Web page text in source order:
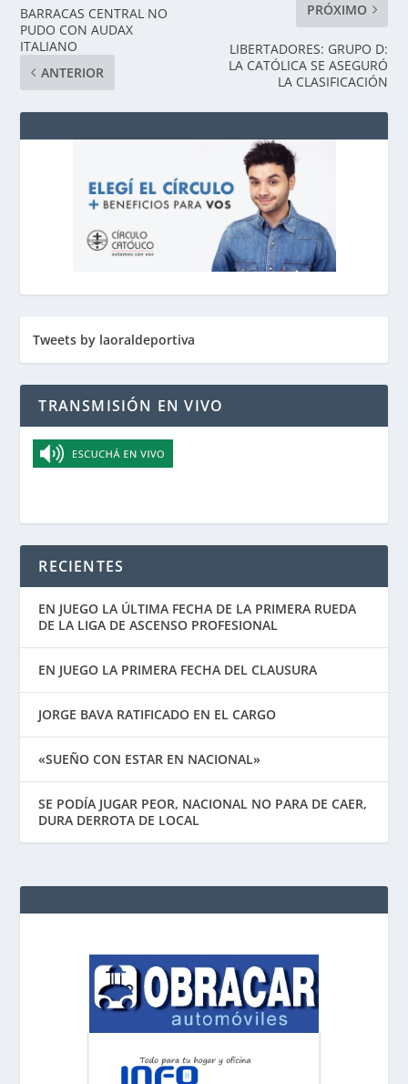
BARRACAS CENTRAL NO
PUDO CON AUDAX
ITALIANO
ANTERIOR
PRÓXIMO
LIBERTADORES: GRUPO D:
LA CATÓLICA SE ASEGURÓ
LA CLASIFICACIÓN
Tweets by laoraldeportiva
TRANSMISIÓN EN VIVO
RECIENTES
EN JUEGO LA ÚLTIMA FECHA DE LA PRIMERA RUEDA
DE LA LIGA DE ASCENSO PROFESIONAL
EN JUEGO LA PRIMERA FECHA DEL CLAUSURA
JORGE BAVA RATIFICADO EN EL CARGO
«SUEÑO CON ESTAR EN NACIONAL»
SE PODÍA JUGAR PEOR, NACIONAL NO PARA DE CAER,
DURA DERROTA DE LOCAL